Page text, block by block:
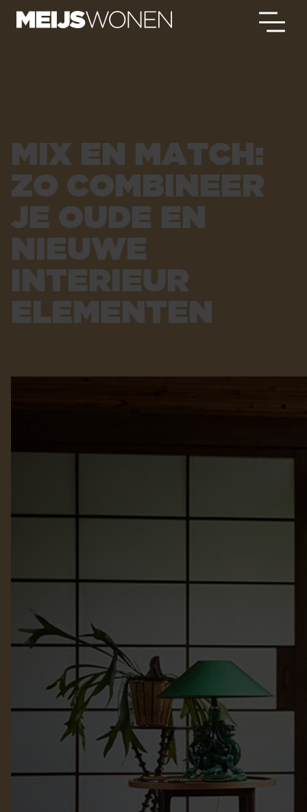
MIX EN MATCH:
ZO COMBINEER
JE OUDE EN
NIEUWE
INTERIEUR
ELEMENTEN